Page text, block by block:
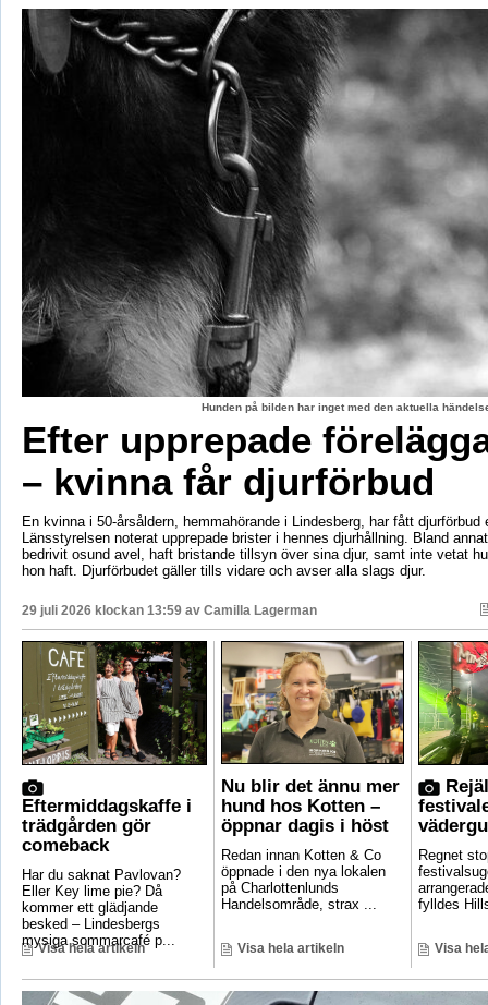
Hunden på bilden har inget med den aktuella
Efter upprepade
– kvinna får djurförbud
En kvinna i 50-årsåldern, hemmahörande i Lindesberg, har fått djurförbud
Länsstyrelsen noterat upprepade brister i hennes djurhållning. Bland
bedrivit osund avel, haft bristande tillsyn över sina djur, samt inte vetat
hon haft. Djurförbudet gäller tills vidare och avser alla slags djur.
29 juli 2026 klockan 13:59 av Camilla Lagerman
Eftermiddagskaffe i
trädgården gör
comeback
Har du saknat Pavlovan?
Eller Key lime pie? Då
kommer ett glädjande
besked – Lindesbergs
mysiga sommarcafé p...
Visa hela artikeln
Nu blir det ännu mer
hund hos Kotten –
öppnar dagis i höst
Redan innan Kotten & Co
öppnade i den nya lokalen
på Charlottenlunds
Handelsområde, strax ...
Visa hela artikeln
Regnet
fylldes
Visa